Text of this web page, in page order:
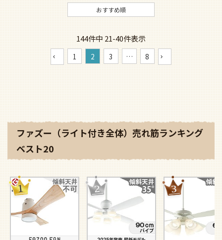
おすすめ順
144件中 21-40件表示
1 2 3 … 8
ファズー（ライト付き全体）売れ筋ランキング
ベスト20